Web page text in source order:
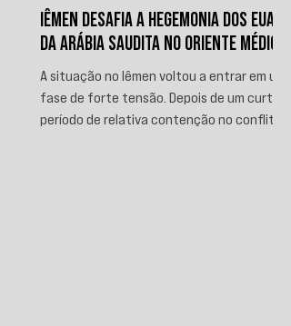
IÊMEN DESAFIA A HEGEMONIA DOS EUA E
DA ARÁBIA SAUDITA NO ORIENTE MÉDIO
A situação no Iêmen voltou a entrar em uma
fase de forte tensão. Depois de um curto
período de relativa contenção no conflito,